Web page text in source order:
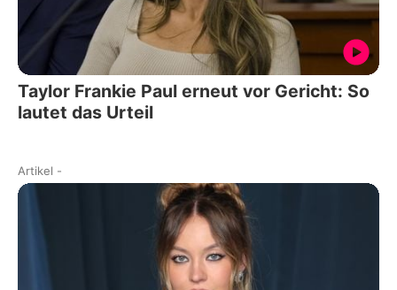
Taylor Frankie Paul erneut vor Gericht: So
lautet das Urteil
Artikel -